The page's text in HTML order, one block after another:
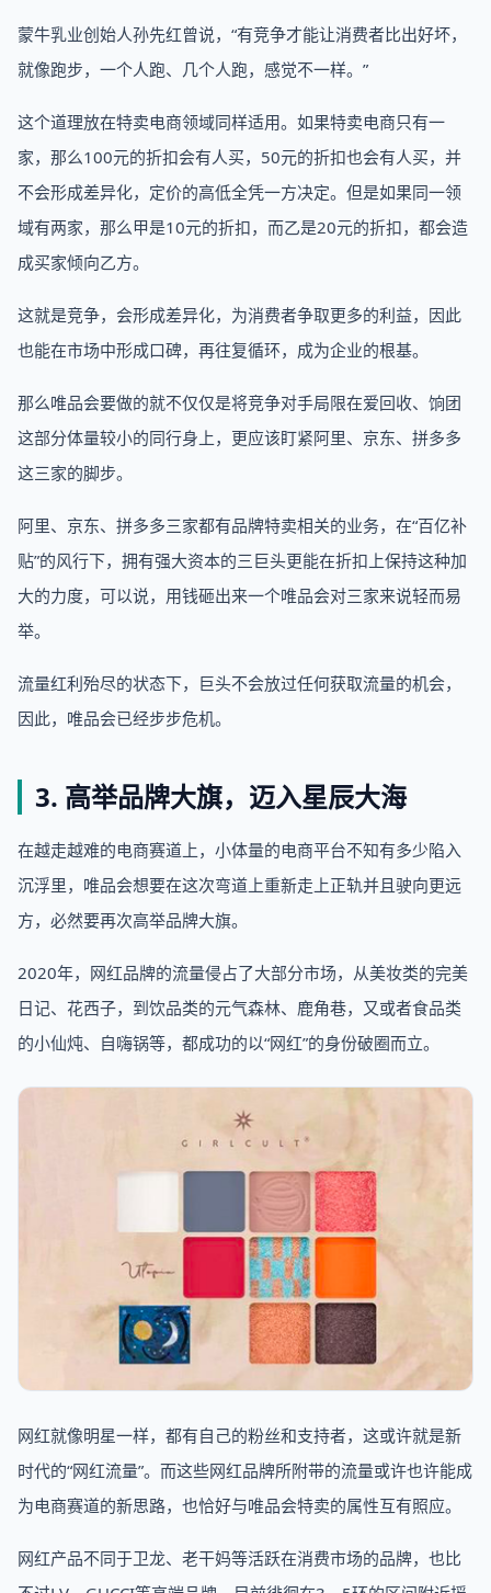
蒙牛乳业创始人孙先红曾说，“有竞争才能让消费者比出好坏，
就像跑步，一个人跑、几个人跑，感觉不一样。”
这个道理放在特卖电商领域同样适用。如果特卖电商只有一
家，那么100元的折扣会有人买，50元的折扣也会有人买，并
不会形成差异化，定价的高低全凭一方决定。但是如果同一领
域有两家，那么甲是10元的折扣，而乙是20元的折扣，都会造
成买家倾向乙方。
这就是竞争，会形成差异化，为消费者争取更多的利益，因此
也能在市场中形成口碑，再往复循环，成为企业的根基。
那么唯品会要做的就不仅仅是将竞争对手局限在爱回收、饷团
这部分体量较小的同行身上，更应该盯紧阿里、京东、拼多多
这三家的脚步。
阿里、京东、拼多多三家都有品牌特卖相关的业务，在“百亿补
贴”的风行下，拥有强大资本的三巨头更能在折扣上保持这种加
大的力度，可以说，用钱砸出来一个唯品会对三家来说轻而易
举。
流量红利殆尽的状态下，巨头不会放过任何获取流量的机会，
因此，唯品会已经步步危机。
3. 高举品牌大旗，迈入星辰大海
在越走越难的电商赛道上，小体量的电商平台不知有多少陷入
沉浮里，唯品会想要在这次弯道上重新走上正轨并且驶向更远
方，必然要再次高举品牌大旗。
2020年，网红品牌的流量侵占了大部分市场，从美妆类的完美
日记、花西子，到饮品类的元气森林、鹿角巷，又或者食品类
的小仙炖、自嗨锅等，都成功的以“网红”的身份破圈而立。
网红就像明星一样，都有自己的粉丝和支持者，这或许就是新
时代的“网红流量”。而这些网红品牌所附带的流量或许也许能成
为电商赛道的新思路，也恰好与唯品会特卖的属性互有照应。
网红产品不同于卫龙、老干妈等活跃在消费市场的品牌，也比